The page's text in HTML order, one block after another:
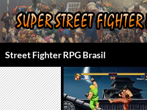
Pular
para
o
conteúdo
Street Fighter RPG Brasil